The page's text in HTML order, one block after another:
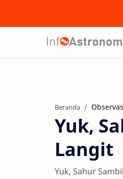
Beranda
Yuk,
Langit
Yuk, Sahur